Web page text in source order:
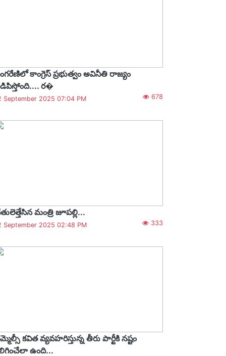
కాంగ్రెస్ ప్రభుత్వం అవినీతి రాజ్యం
ర�
September 2025 07:04 PM 678
మంత్రి జూపల్లి...
September 2025 02:48 PM 333
కవిత వ్యవహరిస్తున్న తీరు పార్టీకి నష్టం
ఉంది...